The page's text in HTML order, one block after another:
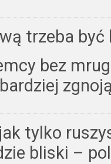
trzeba
bez
tylko
bliski –